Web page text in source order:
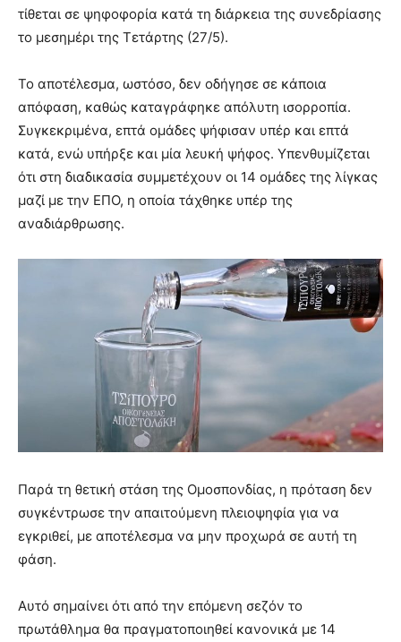
τίθεται σε ψηφοφορία κατά τη διάρκεια της συνεδρίασης
το μεσημέρι της Τετάρτης (27/5).
Το αποτέλεσμα, ωστόσο, δεν οδήγησε σε κάποια
απόφαση, καθώς καταγράφηκε απόλυτη ισορροπία.
Συγκεκριμένα, επτά ομάδες ψήφισαν υπέρ και επτά
κατά, ενώ υπήρξε και μία λευκή ψήφος. Υπενθυμίζεται
ότι στη διαδικασία συμμετέχουν οι 14 ομάδες της λίγκας
μαζί με την ΕΠΟ, η οποία τάχθηκε υπέρ της
αναδιάρθρωσης.
Παρά τη θετική στάση της Ομοσπονδίας, η πρόταση δεν
συγκέντρωσε την απαιτούμενη πλειοψηφία για να
εγκριθεί, με αποτέλεσμα να μην προχωρά σε αυτή τη
φάση.
Αυτό σημαίνει ότι από την επόμενη σεζόν το
πρωτάθλημα θα πραγματοποιηθεί κανονικά με 14